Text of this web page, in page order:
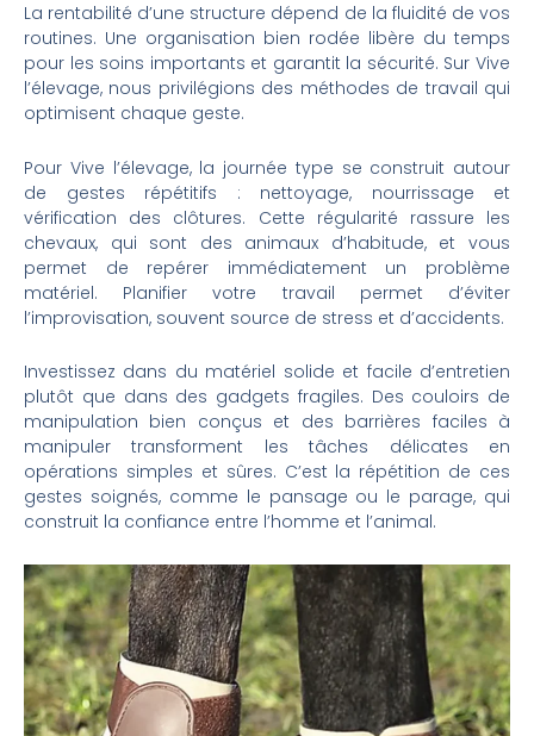
La rentabilité d’une structure dépend de la fluidité de vos
routines. Une organisation bien rodée libère du temps
pour les soins importants et garantit la sécurité. Sur Vive
l’élevage, nous privilégions des méthodes de travail qui
optimisent chaque geste.
Pour Vive l’élevage, la journée type se construit autour
de gestes répétitifs : nettoyage, nourrissage et
vérification des clôtures. Cette régularité rassure les
chevaux, qui sont des animaux d’habitude, et vous
permet de repérer immédiatement un problème
matériel. Planifier votre travail permet d’éviter
l’improvisation, souvent source de stress et d’accidents.
Investissez dans du matériel solide et facile d’entretien
plutôt que dans des gadgets fragiles. Des couloirs de
manipulation bien conçus et des barrières faciles à
manipuler transforment les tâches délicates en
opérations simples et sûres. C’est la répétition de ces
gestes soignés, comme le pansage ou le parage, qui
construit la confiance entre l’homme et l’animal.